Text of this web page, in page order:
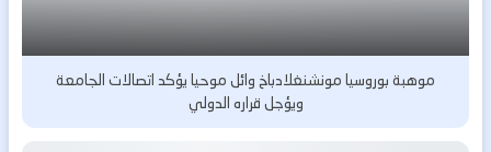
موهبة بوروسيا مونشنغلادباخ وائل موحيا يؤكد اتصالات الجامعة
ويؤجل قراره الدولي